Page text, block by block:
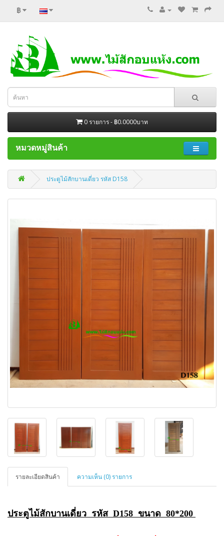
฿
0 รายการ - ฿0.0000บาท
หมวดหมู่สินค้า
ประตูไม้สักบานเดี่ยว รหัส D158
รายละเอียดสินค้า ความเห็น (0) รายการ
ประตูไม้สักบานเดี่ยว รหัส D158 ขนาด 80*200